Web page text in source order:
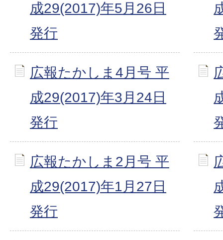
成29(2017)年5月26日
発行
広報たかしま4月号 平
成29(2017)年3月24日
発行
広報たかしま2月号 平
成29(2017)年1月27日
発行